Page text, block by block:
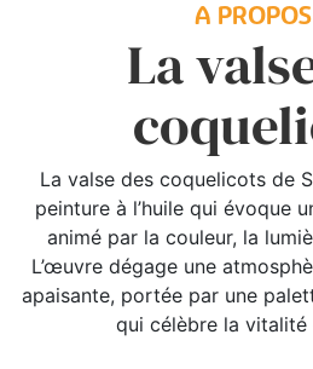
A
La
La valse des coquelicots de
peinture à l’huile qui évoque
animé par la couleur, la
L’œuvre dégage une
apaisante, portée par une
qui célèbre la vitalité